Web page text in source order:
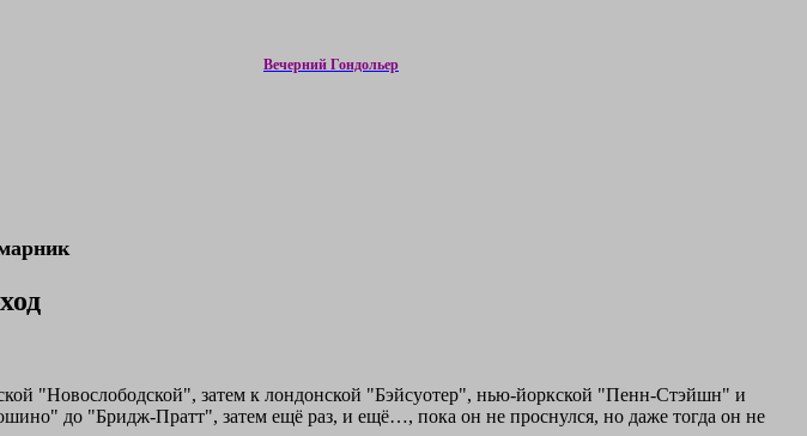
Вечерний Гондольер
"Новослободской", затем к лондонской "Бэйсуотер", нью-йоркской "Пенн-Стэйшн" и
до "Бридж-Пратт", затем ещё раз, и ещё…, пока он не проснулся, но даже тогда он не